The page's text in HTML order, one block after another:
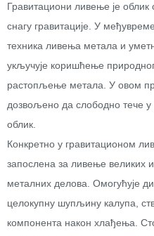
Гравитациони ливење је
снагу гравитације. У
техника ливења метала и
укључује коришћење
растопљење метала. У овом
дозвољено да слободно тече у
облик.
Конкретно у гравитационом
запослена за ливење великих
металних делова. Омогућује
целокупну шупљину калупа,
компонента након хлађења.